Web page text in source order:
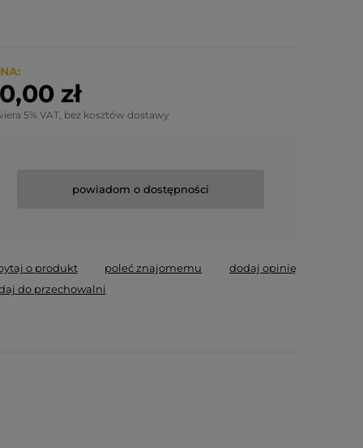
zł
5% VAT, bez kosztów dostawy
powiadom o dostępności
o produkt poleć znajomemu
dodaj opinię
do przechowalni